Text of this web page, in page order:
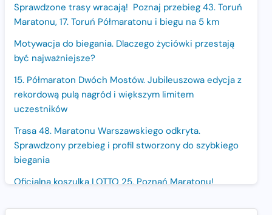
Sprawdzone trasy wracają! Poznaj przebieg 43. Toruń
Maratonu, 17. Toruń Półmaratonu i biegu na 5 km
Motywacja do biegania. Dlaczego życiówki przestają
być najważniejsze?
15. Półmaraton Dwóch Mostów. Jubileuszowa edycja z
rekordową pulą nagród i większym limitem
uczestników
Trasa 48. Maratonu Warszawskiego odkryta.
Sprawdzony przebieg i profil stworzony do szybkiego
biegania
Oficjalna koszulka LOTTO 25. Poznań Maratonu!